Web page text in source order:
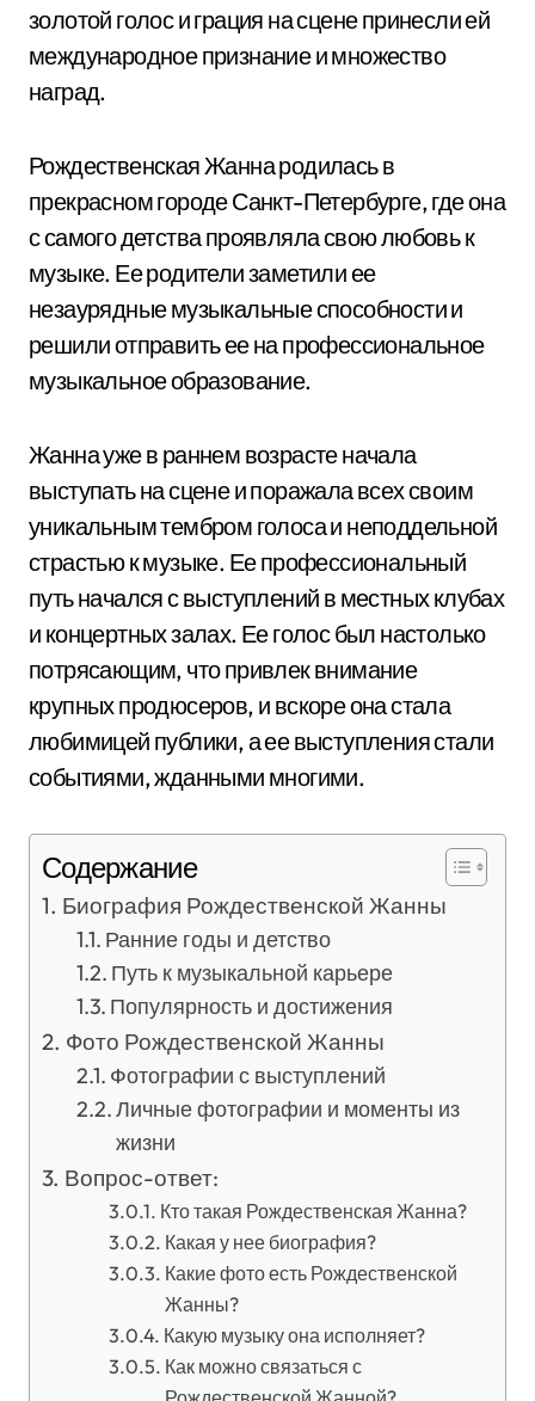
золотой голос и грация на сцене принесли ей
международное признание и множество
наград.
Рождественская Жанна родилась в
прекрасном городе Санкт-Петербурге, где она
с самого детства проявляла свою любовь к
музыке. Ее родители заметили ее
незаурядные музыкальные способности и
решили отправить ее на профессиональное
музыкальное образование.
Жанна уже в раннем возрасте начала
выступать на сцене и поражала всех своим
уникальным тембром голоса и неподдельной
страстью к музыке. Ее профессиональный
путь начался с выступлений в местных клубах
и концертных залах. Ее голос был настолько
потрясающим, что привлек внимание
крупных продюсеров, и вскоре она стала
любимицей публики, а ее выступления стали
событиями, жданными многими.
Содержание
Биография Рождественской Жанны
Ранние годы и детство
Путь к музыкальной карьере
Популярность и достижения
Фото Рождественской Жанны
Фотографии с выступлений
Личные фотографии и моменты из
жизни
Вопрос-ответ:
Кто такая Рождественская Жанна?
Какая у нее биография?
Какие фото есть Рождественской
Жанны?
Какую музыку она исполняет?
Как можно связаться с